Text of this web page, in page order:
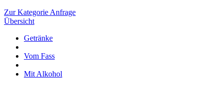
Zur Kategorie Anfrage
Übersicht
Getränke
Vom Fass
Mit Alkohol